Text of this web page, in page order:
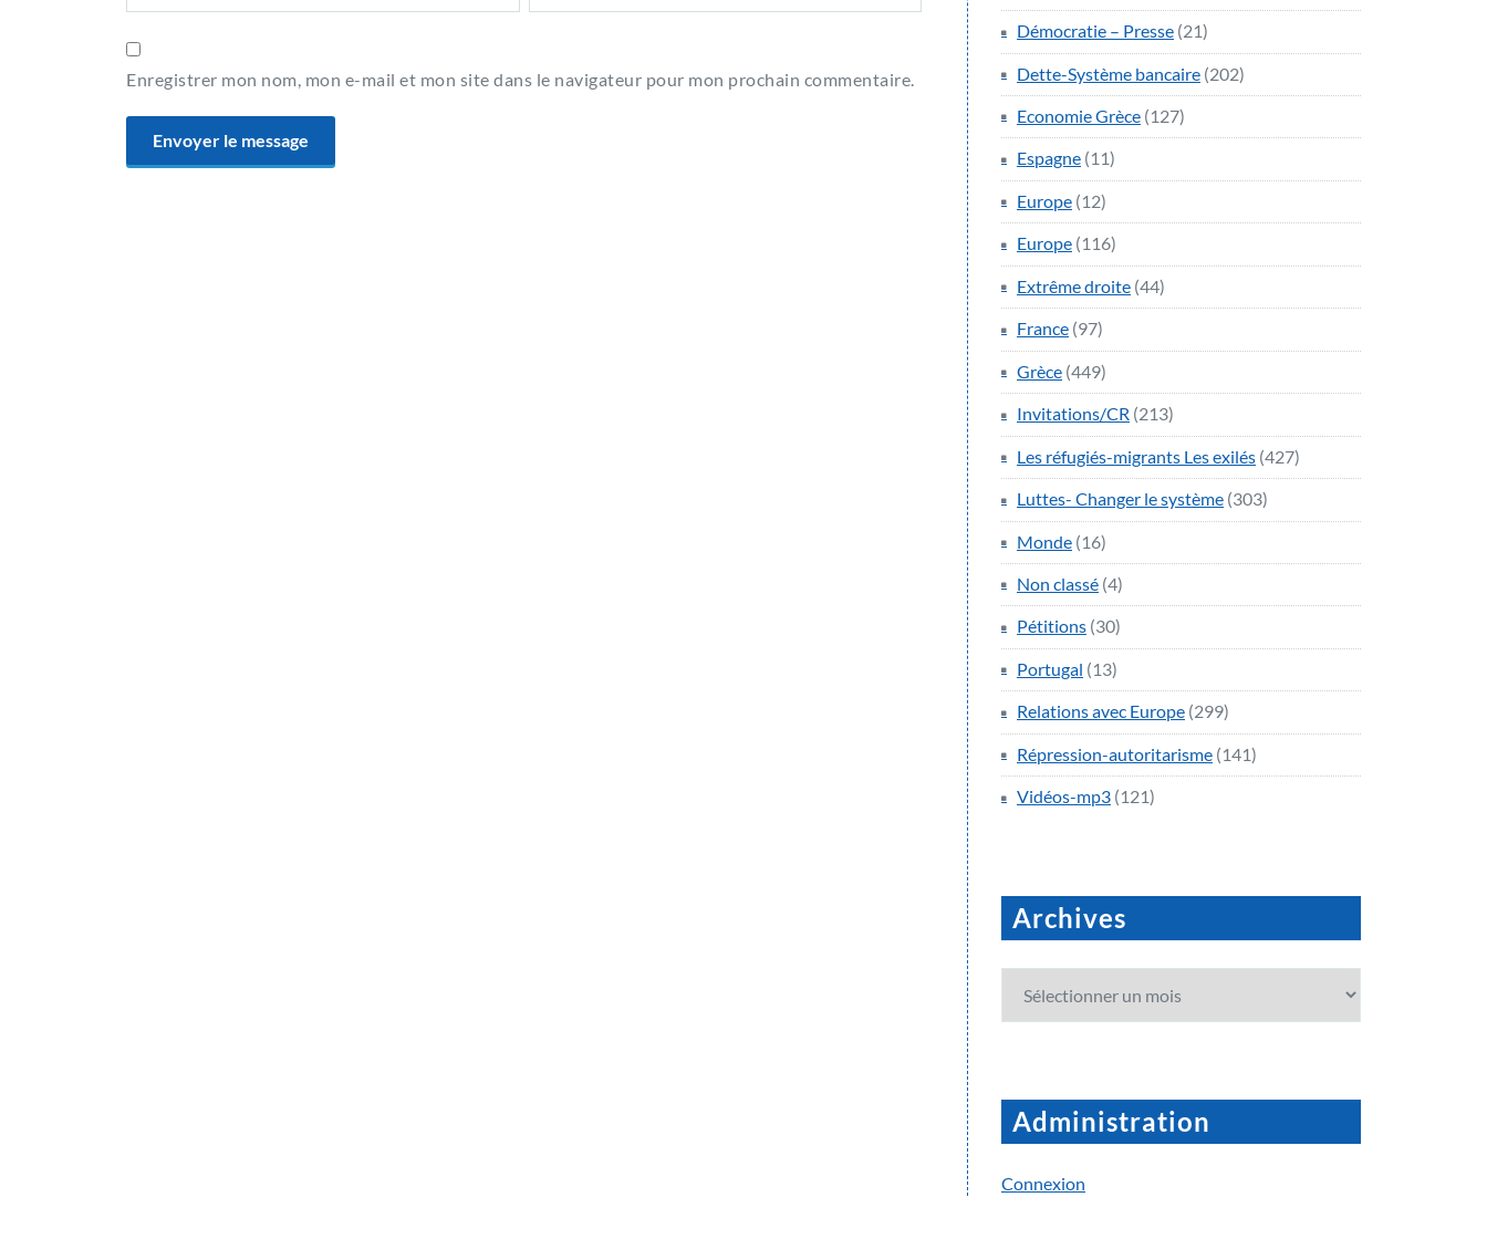
Enregistrer mon nom, mon e-mail et mon site dans le navigateur pour mon prochain commentaire.
Démocratie – Presse (21)
Dette-Système bancaire (202)
Economie Grèce (127)
Espagne (11)
Europe (12)
Europe (116)
Extrême droite (44)
France (97)
Grèce (449)
Invitations/CR (213)
Les réfugiés-migrants Les exilés (427)
Luttes- Changer le système (303)
Monde (16)
Non classé (4)
Pétitions (30)
Portugal (13)
Relations avec Europe (299)
Répression-autoritarisme (141)
Vidéos-mp3 (121)
Archives
Administration
Connexion